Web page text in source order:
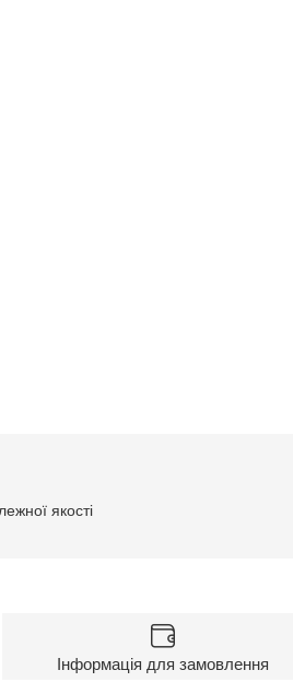
якості
Інформація для замовлення